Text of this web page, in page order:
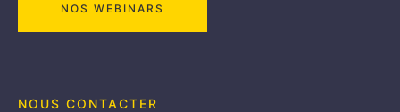
NOS WEBINARS
NOUS CONTACTER